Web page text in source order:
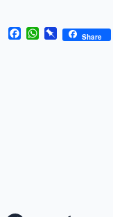
Facebook
WhatsApp
Pinboard
Share